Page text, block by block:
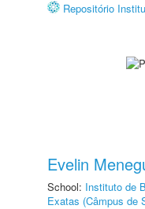
Repositório
Evelin
School: Instituto de
Exatas (Câmpus de